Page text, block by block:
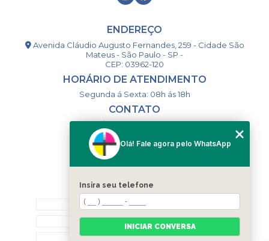
ENDEREÇO
Avenida Cláudio Augusto Fernandes, 259 - Cidade São
Mateus - São Paulo - SP -
CEP: 03962-120
HORÁRIO DE ATENDIMENTO
Segunda á Sexta: 08h ás 18h
CONTATO
(11) 98993-9556
togsm1@gmail.com
MENU
HOME
CONTATO
Olá! Fale agora pelo WhatsApp
Insira seu telefone
INICIAR CONVERSA